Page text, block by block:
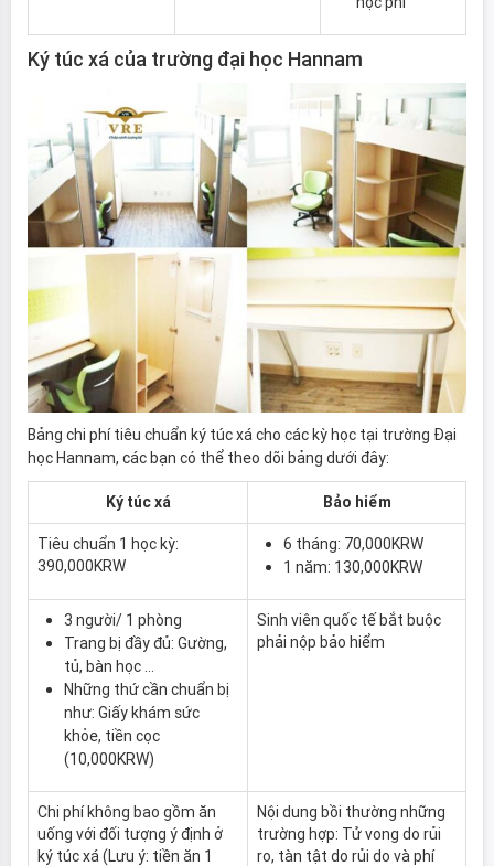
Ký túc xá của trường đại học Hannam
Bảng chi phí tiêu chuẩn ký túc xá cho các kỳ học tại trường Đại
học Hannam, các bạn có thể theo dõi bảng dưới đây:
Ký túc xá Bảo hiểm
Tiêu chuẩn 1 học kỳ:
390,000KRW
6 tháng: 70,000KRW
1 năm: 130,000KRW
3 người/ 1 phòng
Trang bị đầy đủ: Gường,
tủ, bàn học …
Những thứ cần chuẩn bị
như: Giấy khám sức
khỏe, tiền cọc
(10,000KRW)
Sinh viên quốc tế bắt buộc
phải nộp bảo hiểm
Chi phí không bao gồm ăn
uống với đối tượng ý định ở
ký túc xá (Lưu ý: tiền ăn 1
Nội dung bồi thường những
trường hợp: Tử vong do rủi
ro, tàn tật do rủi do và phí